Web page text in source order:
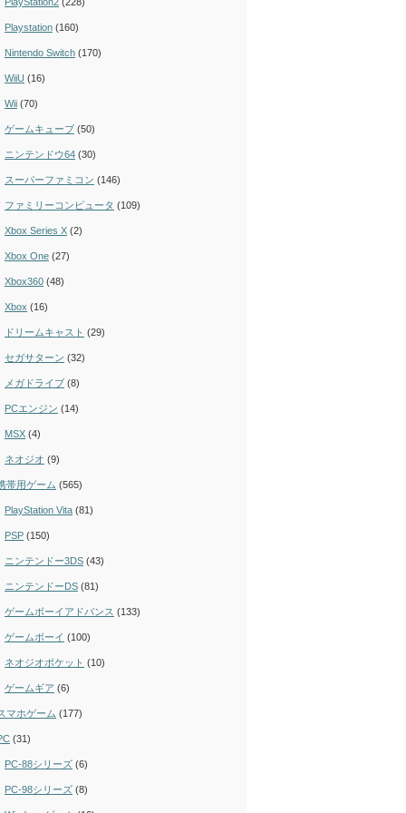
Playstation (160)
Nintendo Switch (170)
WiiU (16)
Wii (70)
ゲームキューブ (50)
ニンテンドウ64 (30)
スーパーファミコン (146)
ファミリーコンピュータ (109)
Xbox Series X (2)
Xbox One (27)
Xbox360 (48)
Xbox (16)
ドリームキャスト (29)
セガサターン (32)
メガドライブ (8)
PCエンジン (14)
MSX (4)
ネオジオ (9)
帯用ゲーム (565)
PlayStation Vita (81)
PSP (150)
ニンテンドー3DS (43)
ニンテンドーDS (81)
ゲームボーイアドバンス (133)
ゲームボーイ (100)
ネオジオポケット (10)
ゲームギア (6)
マホゲーム (177)
(31)
PC-88シリーズ (6)
PC-98シリーズ (8)